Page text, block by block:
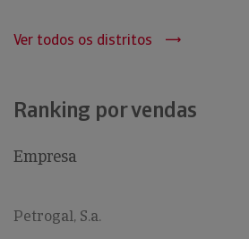
Ver todos os distritos
Ranking por vendas
Empresa
Petrogal, S.a.